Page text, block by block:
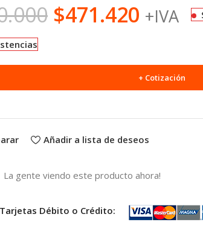
$471.420 +IVA
+ Cotización
Añadir a lista de deseos
La gente viendo este producto ahora!
Débito o Crédito: